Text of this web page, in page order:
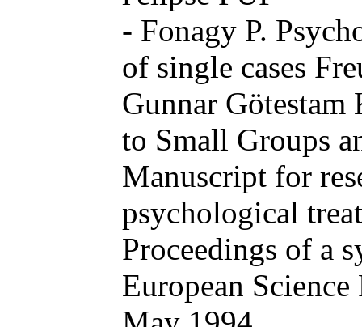
- Fonagy P.
of single cases
Gunnar Götestam
to Small Groups
Manuscript for
psychological
Proceedings of a
European